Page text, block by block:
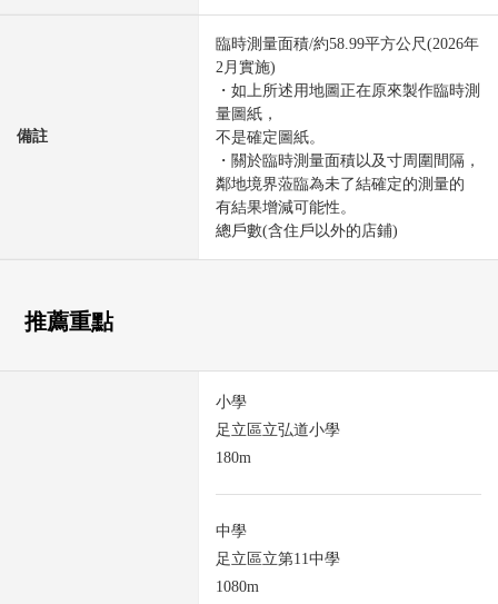
備註
臨時測量面積/約58.99平方公尺(2026年
2月實施)
・如上所述用地圖正在原來製作臨時測
量圖紙，
不是確定圖紙。
・關於臨時測量面積以及寸周圍間隔，
鄰地境界蒞臨為未了結確定的測量的
有結果增減可能性。
總戶數(含住戶以外的店鋪)
推薦重點
小學
足立區立弘道小學
180m
中學
足立區立第11中學
1080m